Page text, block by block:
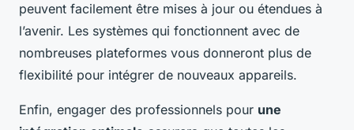
peuvent facilement être mises à jour ou étendues à
l’avenir. Les systèmes qui fonctionnent avec de
nombreuses plateformes vous donneront plus de
flexibilité pour intégrer de nouveaux appareils.
Enfin, engager des professionnels pour une